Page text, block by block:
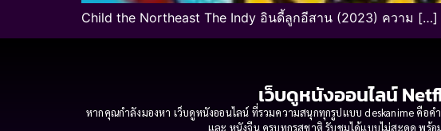
Child the Northeast The Indy อินดี้ลูกอีสาน (2023) ความ […]
เว็บดูหนังออนไลน์
หากคุณกำลังมองหา เว็บดูหนังออนไลน์ ที่รวมความสนุกทุกรูปแบบ deskanime คือ
และ หนังจีน ครบทุกรสชาติ รับชมได้แบบไม่สะดุด พร้